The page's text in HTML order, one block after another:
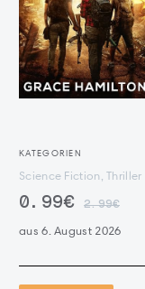
KATEGORIEN
Science Fiction, Thriller
0.99€ 2.99€
aus 6. August 2026